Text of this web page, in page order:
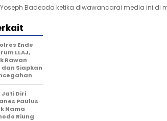
Badeoda ketika diwawancarai media ini di
Ende
LLAJ,
Rawan
Siapkan
Jati Diri
Paulus
Nama
Riung